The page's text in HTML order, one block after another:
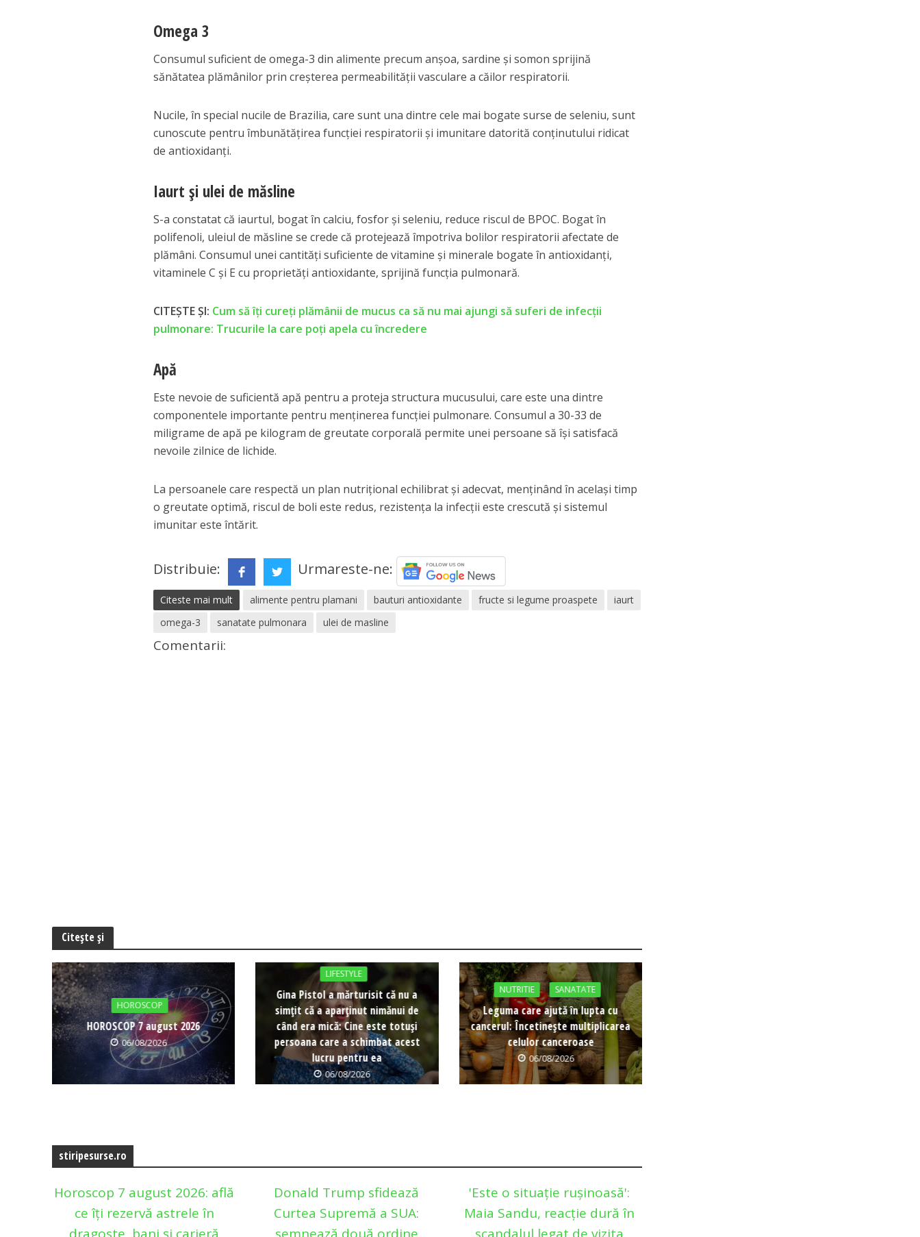
Omega 3
Consumul suficient de omega-3 din alimente precum anșoa, sardine și somon sprijină
sănătatea plămânilor prin creșterea permeabilității vasculare a căilor respiratorii.
Nucile, în special nucile de Brazilia, care sunt una dintre cele mai bogate surse de seleniu, sunt
cunoscute pentru îmbunătățirea funcției respiratorii și imunitare datorită conținutului ridicat
de antioxidanți.
Iaurt și ulei de măsline
S-a constatat că iaurtul, bogat în calciu, fosfor și seleniu, reduce riscul de BPOC. Bogat în
polifenoli, uleiul de măsline se crede că protejează împotriva bolilor respiratorii afectate de
plămâni. Consumul unei cantități suficiente de vitamine și minerale bogate în antioxidanți,
vitaminele C și E cu proprietăți antioxidante, sprijină funcția pulmonară.
CITEȘTE ȘI: Cum să îți cureți plămânii de mucus ca să nu mai ajungi să suferi de infecții
pulmonare: Trucurile la care poți apela cu încredere
Apă
Este nevoie de suficientă apă pentru a proteja structura mucusului, care este una dintre
componentele importante pentru menținerea funcției pulmonare. Consumul a 30-33 de
miligrame de apă pe kilogram de greutate corporală permite unei persoane să își satisfacă
nevoile zilnice de lichide.
La persoanele care respectă un plan nutrițional echilibrat și adecvat, menținând în același timp
o greutate optimă, riscul de boli este redus, rezistența la infecții este crescută și sistemul
imunitar este întărit.
Distribuie: Urmareste-ne:
Citeste mai mult alimente pentru plamani bauturi antioxidante fructe si legume proaspete
iaurt
omega-3
sanatate pulmonara ulei de masline
Comentarii:
Citește și
HOROSCOP
HOROSCOP 7 august 2026
06/08/2026
LIFESTYLE
Gina Pistol a mărturisit că nu a
simțit că a aparținut nimănui de
când era mică: Cine este totuși
persoana care a schimbat acest
lucru pentru ea
06/08/2026
NUTRITIE SANATATE
Leguma care ajută în lupta cu
cancerul: Încetinește multiplicarea
celulor canceroase
06/08/2026
stiripesurse.ro
Horoscop 7 august 2026: află
ce îți rezervă astrele în
Donald Trump sfidează
Curtea Supremă a SUA:
'Este o situație rușinoasă':
Maia Sandu, reacție dură în